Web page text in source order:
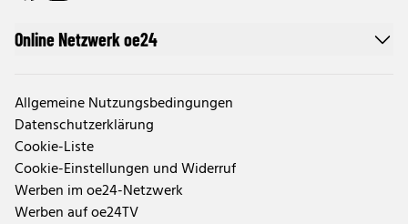
Online Netzwerk oe24
Allgemeine Nutzungsbedingungen
Datenschutzerklärung
Cookie-Liste
Cookie-Einstellungen und Widerruf
Werben im oe24-Netzwerk
Werben auf oe24TV